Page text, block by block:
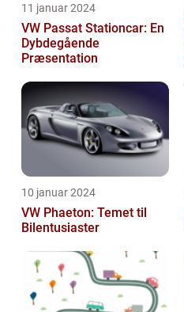
11 januar 2024
VW Passat Stationcar: En
Dybdegående
Præsentation
10 januar 2024
VW Phaeton: Temet til
Bilentusiaster